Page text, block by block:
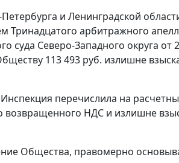
и Ленинградской
арбитражного
суда Северо-Западного округа
113 493 руб. излишне
перечислила на
НДС и излишне
Общества, правомерно